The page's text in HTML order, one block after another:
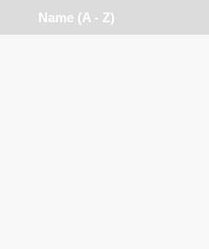
Name (a - Z)